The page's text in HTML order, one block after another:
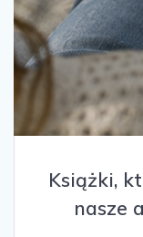
Książki,
nasze